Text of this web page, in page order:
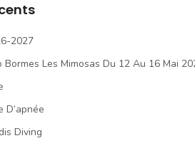
2027
Bormes Les Mimosas Du 12 Au 16 Mai
D’apnée
Diving